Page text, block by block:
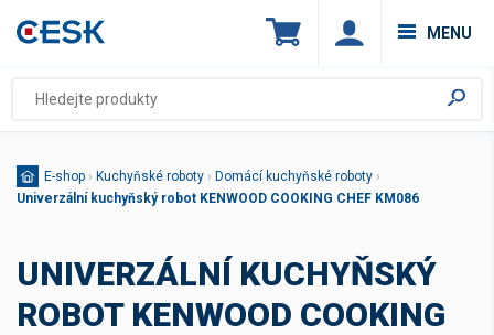
MENU
E-shop › Kuchyňské roboty › Domácí kuchyňské roboty ›
Univerzální kuchyňský robot KENWOOD COOKING CHEF KM086
UNIVERZÁLNÍ KUCHYŇSKÝ
ROBOT KENWOOD COOKING